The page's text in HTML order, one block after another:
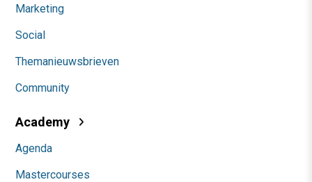
Marketing
Social
Themanieuwsbrieven
Community
Academy
Agenda
Mastercourses